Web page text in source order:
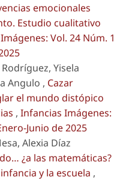
emocionales
Estudio cualitativo
Vol. 24 Núm. 1
Yisela
Angulo , Cazar
el mundo distópico
, Infancias Imágenes:
Junio de 2025
Alexia Díaz
¿a las matemáticas?
y la escuela ,